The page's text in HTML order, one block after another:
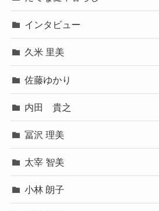
インタビュー
久米 里美
佐藤ゆかり
内田 貴之
冨沢 理美
太宰 智美
小林 朗子